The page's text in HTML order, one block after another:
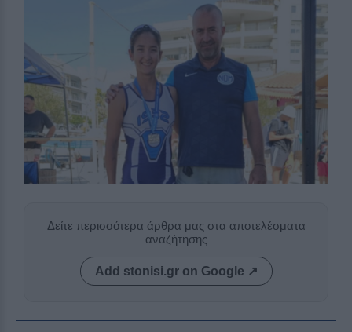
Δείτε περισσότερα άρθρα μας στα αποτελέσματα
αναζήτησης
Add stonisi.gr on Google ↗